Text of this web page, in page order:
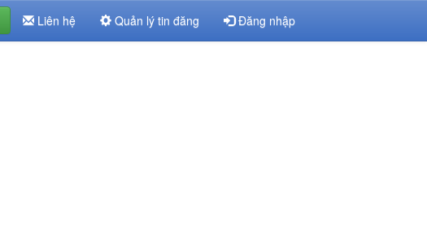
Liên hệ Quản lý tin đăng Đăng nhập